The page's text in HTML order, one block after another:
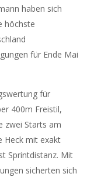
haben sich
höchste
für Ende Mai
für
400m Freistil,
zwei Starts am
Heck mit exakt
Sprintdistanz. Mit
sicherten sich